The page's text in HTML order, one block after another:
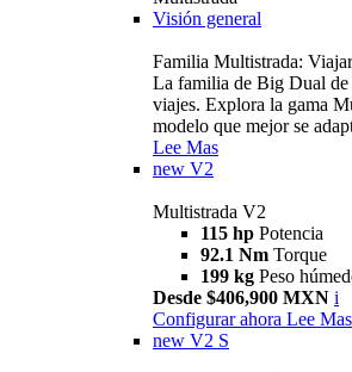
Visión general
Familia Multistrada:
La familia de Big Dual de
viajes. Explora la gama
modelo que mejor se
Lee Mas
new V2
Multistrada V2
115 hp Potencia
92.1 Nm Torque
199 kg Peso
Desde $406,900 MXN i
Configurar ahora Lee Mas
new V2 S